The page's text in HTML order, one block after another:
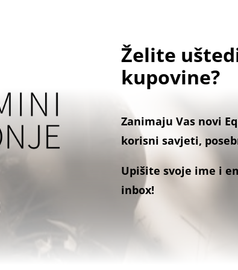
Želite
kupovine?
Zanimaju Vas novi
korisni savjeti,
Upišite svoje ime i
inbox!